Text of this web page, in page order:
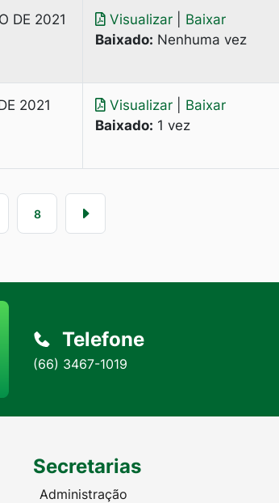
DE 2021 Visualizar
Baixar
Baixado: Nenhuma vez
2021 Visualizar
Baixar
Baixado: 1 vez
8
Telefone
(66) 3467-1019
Secretarias
Administração